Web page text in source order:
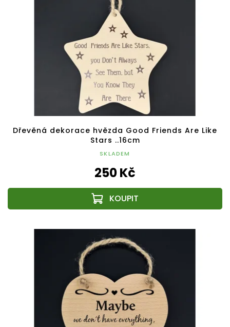
Dřevěná dekorace hvězda Good Friends Are Like
Stars ..16cm
SKLADEM
250 Kč